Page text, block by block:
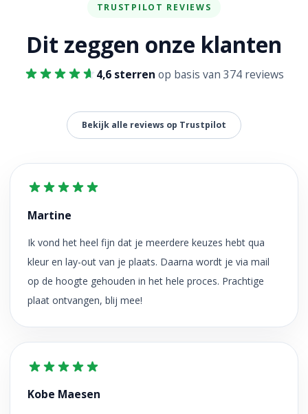
TRUSTPILOT REVIEWS
Dit zeggen onze klanten
4,6 sterren op basis van 374 reviews
Bekijk alle reviews op Trustpilot
Martine
Ik vond het heel fijn dat je meerdere keuzes hebt qua
kleur en lay-out van je plaats. Daarna wordt je via mail
op de hoogte gehouden in het hele proces. Prachtige
plaat ontvangen, blij mee!
Kobe Maesen